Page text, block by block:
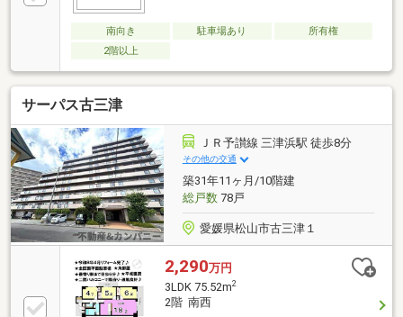
南向き 駐車場あり
所有権
2階以上
サーパス古三津
ＪＲ予讃線 三津浜駅 徒歩8分
その他の交通
築31年11ヶ月/10階建
総戸数78戸
愛媛県松山市古三津１
2,290万円
3LDK 75.52m2
2階 南西